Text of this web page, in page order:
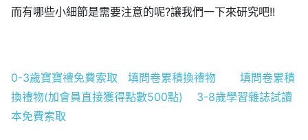
而有哪些小細節是需要注意的呢?讓我們一下來研究吧!!
0-3歲寶寶禮免費索取 填問卷累積換禮物
填問卷累積
換禮物(加會員直接獲得點數500點)
3-8歲學習雜誌試讀
本免費索取